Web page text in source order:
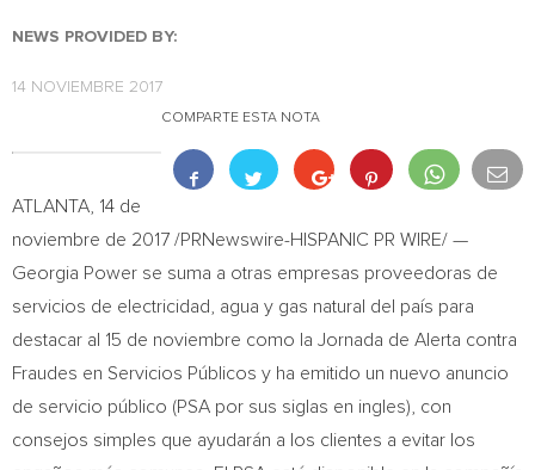
NEWS PROVIDED BY:
14 NOVIEMBRE 2017
COMPARTE ESTA NOTA
ATLANTA , 14 de
noviembre de 2017 /PRNewswire-HISPANIC PR WIRE/ —
Georgia Power se suma a otras empresas proveedoras de
servicios de electricidad, agua y gas natural del país para
destacar al 15 de noviembre como la Jornada de Alerta contra
Fraudes en Servicios Públicos y ha emitido un nuevo anuncio
de servicio público (PSA por sus siglas en ingles), con
consejos simples que ayudarán a los clientes a evitar los